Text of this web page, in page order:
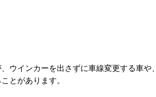
ウインカーを出さずに車線変更する車や、
とがあります。